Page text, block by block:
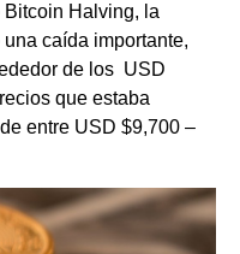
Halving, la
caída importante,
de los USD
que estaba
entre USD $9,700 –